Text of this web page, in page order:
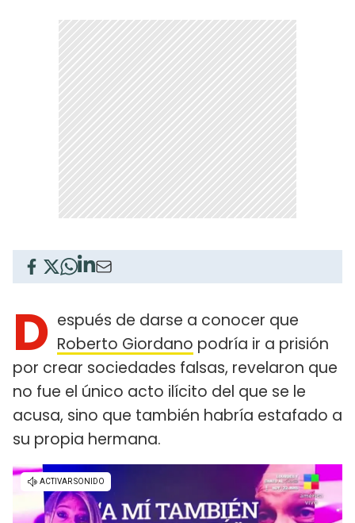
D espués de darse a conocer que
Roberto Giordano podría ir a prisión
por crear sociedades falsas, revelaron que
no fue el único acto ilícito del que se le
acusa, sino que también habría estafado a
su propia hermana.